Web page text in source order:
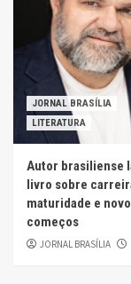
JORNAL BRASÍLIA
LITERATURA
Autor brasiliense
livro sobre
maturidade e
começos
JORNAL BRASÍLIA